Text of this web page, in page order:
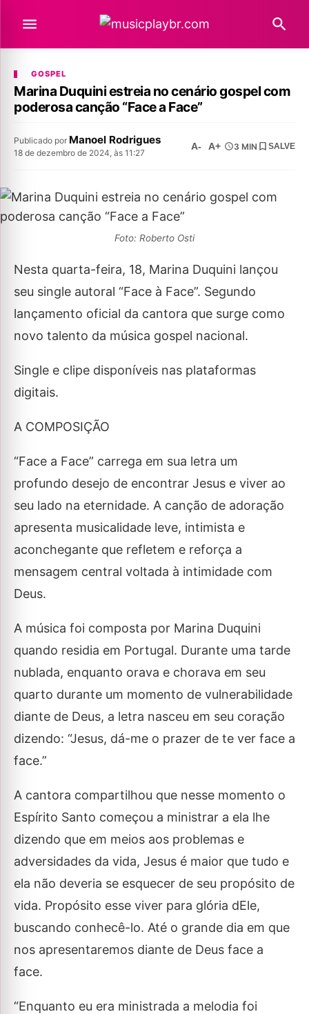
GOSPEL
Marina Duquini estreia no cenário gospel com
poderosa canção “Face a Face”
Publicado por Manoel Rodrigues
18 de dezembro de 2024, às 11:27
A- A+ 3 MIN SALVE
Foto: Roberto Osti
Nesta quarta-feira, 18, Marina Duquini lançou
seu single autoral “Face à Face”. Segundo
lançamento oficial da cantora que surge como
novo talento da música gospel nacional.
Single e clipe disponíveis nas plataformas
digitais.
A COMPOSIÇÃO
“Face a Face” carrega em sua letra um
profundo desejo de encontrar Jesus e viver ao
seu lado na eternidade. A canção de adoração
apresenta musicalidade leve, intimista e
aconchegante que refletem e reforça a
mensagem central voltada à intimidade com
Deus.
A música foi composta por Marina Duquini
quando residia em Portugal. Durante uma tarde
nublada, enquanto orava e chorava em seu
quarto durante um momento de vulnerabilidade
diante de Deus, a letra nasceu em seu coração
dizendo: “Jesus, dá-me o prazer de te ver face a
face.”
A cantora compartilhou que nesse momento o
Espírito Santo começou a ministrar a ela lhe
dizendo que em meios aos problemas e
adversidades da vida, Jesus é maior que tudo e
ela não deveria se esquecer de seu propósito de
vida. Propósito esse viver para glória dEle,
buscando conhecê-lo. Até o grande dia em que
nos apresentaremos diante de Deus face a
face.
“Enquanto eu era ministrada a melodia foi